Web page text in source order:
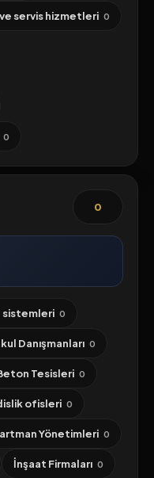
servis hizmetleri 0
0
0
sistemleri 0
Danışmanları 0
Tesisleri 0
ofisleri 0
Yönetimleri 0
İnşaat Firmaları 0